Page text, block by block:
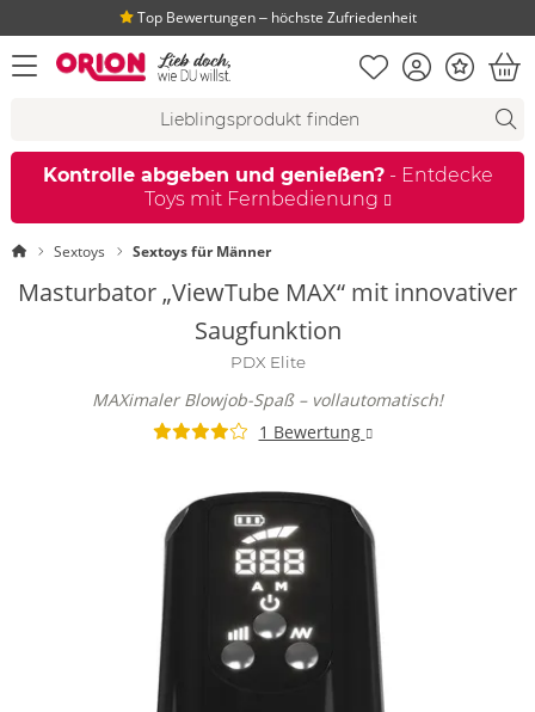
Top Bewertungen ‒ höchste Zufriedenheit
Menü öffnen Merkliste
KontoBonus
Kontrolle abgeben und genießen?- Entdecke
Toys mit Fernbedienung
Startseite
Sextoys Sextoys für Männer
Masturbator „ViewTube MAX“ mit innovativer
Saugfunktion
PDX Elite
MAXimaler Blowjob-Spaß – vollautomatisch!
1 Bewertung